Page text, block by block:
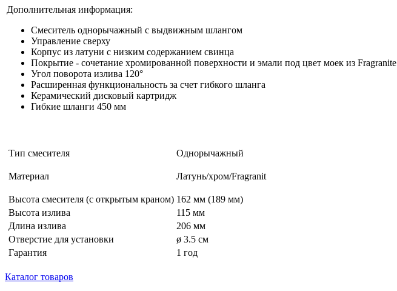
Дополнительная информация:
Смеситель однорычажный с выдвижным шлангом
Управление сверху
Корпус из латуни с низким содержанием свинца
Покрытие - сочетание хромированной поверхности и эмали под цвет моек из Fragranite
Угол поворота излива 120°
Расширенная функциональность за счет гибкого шланга
Керамический дисковый картридж
Гибкие шланги 450 мм
Тип смесителя Однорычажный
Материал Латунь/хром/Fragranit
Высота смесителя (с открытым краном) 162 мм (189 мм)
Высота излива
115 мм
Длина излива
206 мм
Отверстие для установки
ø 3.5 см
Гарантия
1 год
Каталог товаров